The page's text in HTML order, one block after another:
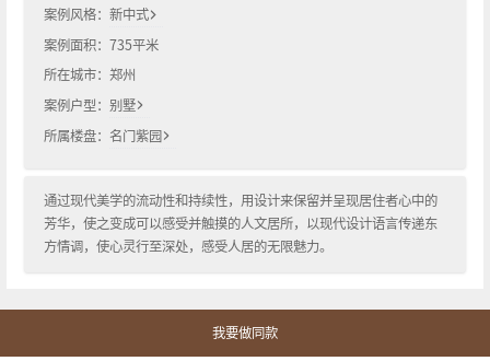
案例风格：新中式
案例面积：735平米
所在城市：郑州
案例户型：别墅
所属楼盘： 名门紫园
通过现代美学的流动性和持续性，用设计来保留并呈现居住者心中的
芳华，使之变成可以感受并触摸的人文居所，以现代设计语言传递东
方情调，使心灵行至深处，感受人居的无限魅力。
我要做同款